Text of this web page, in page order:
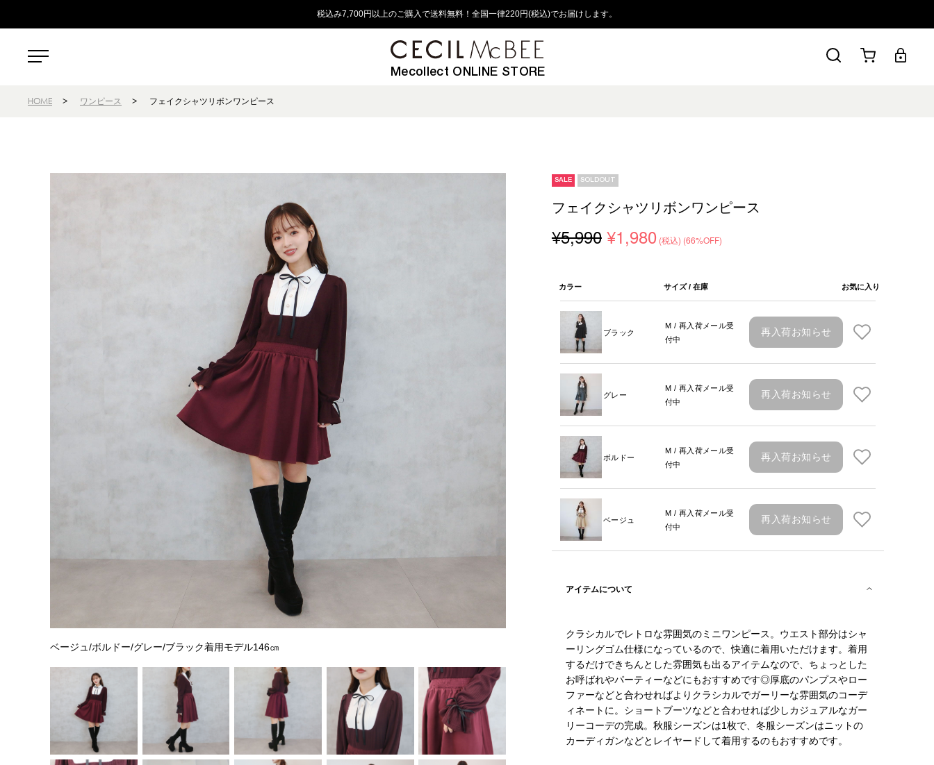
税込み7,700円以上のご購入で送料無料！全国一律220円(税込)でお届けします。
Mecollect ONLINE STORE
HOME > ワンピース > フェイクシャツリボンワンピース
ベージュ/ボルドー/グレー/ブラック着用モデル146㎝
SALE SOLDOUT
フェイクシャツリボンワンピース
¥5,990 ¥1,980 (税込) (66%OFF)
カラー サイズ / 在庫 お気に入り
ブラック
M / 再入荷メール受
付中
再入荷お知らせ
グレー
M / 再入荷メール受
付中
再入荷お知らせ
ボルドー
M / 再入荷メール受
付中
再入荷お知らせ
ベージュ
M / 再入荷メール受
付中
再入荷お知らせ
アイテムについて
クラシカルでレトロな雰囲気のミニワンピース。ウエスト部分はシャ
ーリングゴム仕様になっているので、快適に着用いただけます。着用
するだけできちんとした雰囲気も出るアイテムなので、ちょっとした
お呼ばれやパーティーなどにもおすすめです◎厚底のパンプスやロー
ファーなどと合わせればよりクラシカルでガーリーな雰囲気のコーデ
ィネートに。ショートブーツなどと合わせれば少しカジュアルなガー
リーコーデの完成。秋服シーズンは1枚で、冬服シーズンはニットの
カーディガンなどとレイヤードして着用するのもおすすめです。